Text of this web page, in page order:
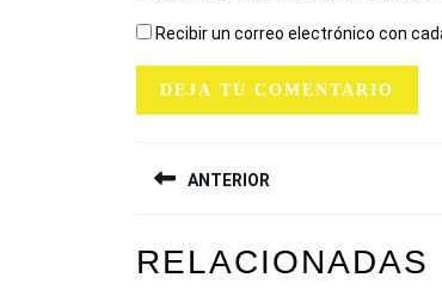
Recibir un correo electrónico con
DE
ENTRADAS
ANTERIOR
anterior:
RELACIONADAS